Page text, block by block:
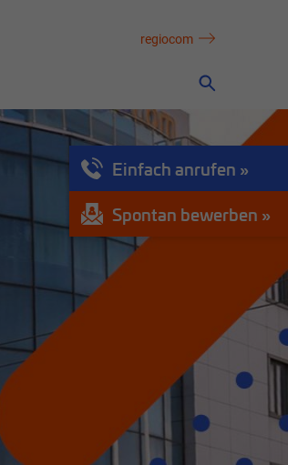
regiocom
Einfach anrufen
Spontan bewerben